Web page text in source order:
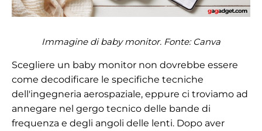
Immagine di baby monitor. Fonte: Canva
Scegliere un baby monitor non dovrebbe essere
come decodificare le specifiche tecniche
dell'ingegneria aerospaziale, eppure ci troviamo ad
annegare nel gergo tecnico delle bande di
frequenza e degli angoli delle lenti. Dopo aver